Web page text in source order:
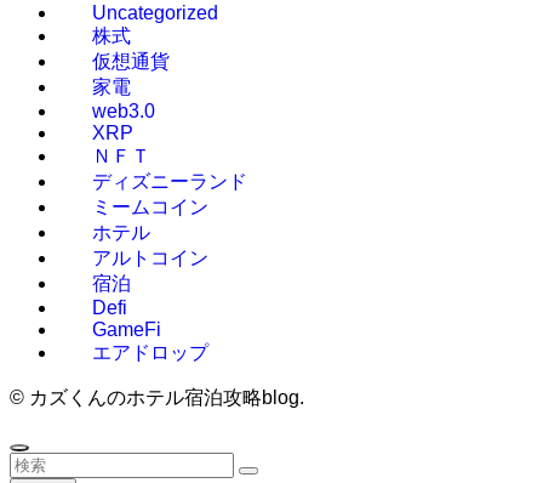
Uncategorized
株式
仮想通貨
家電
web3.0
XRP
ＮＦＴ
ディズニーランド
ミームコイン
ホテル
アルトコイン
宿泊
Defi
GameFi
エアドロップ
© カズくんのホテル宿泊攻略blog.